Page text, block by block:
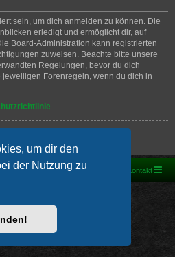
um dir den
der Nutzung zu
sein, um dich anmelden zu können. Die
erledigt und ermöglicht dir, auf
Board-Administration kann registrierten
zuweisen. Beachte bitte unsere
Regelungen, bevor du dich
Forenregeln, wenn du dich in
Kontakt
|